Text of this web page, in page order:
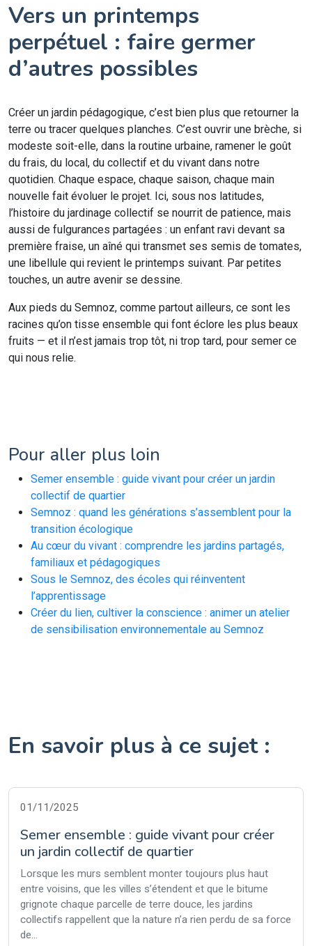
Vers un printemps
perpétuel : faire germer
d’autres possibles
Créer un jardin pédagogique, c’est bien plus que retourner la
terre ou tracer quelques planches. C’est ouvrir une brèche, si
modeste soit-elle, dans la routine urbaine, ramener le goût
du frais, du local, du collectif et du vivant dans notre
quotidien. Chaque espace, chaque saison, chaque main
nouvelle fait évoluer le projet. Ici, sous nos latitudes,
l’histoire du jardinage collectif se nourrit de patience, mais
aussi de fulgurances partagées : un enfant ravi devant sa
première fraise, un aîné qui transmet ses semis de tomates,
une libellule qui revient le printemps suivant. Par petites
touches, un autre avenir se dessine.
Aux pieds du Semnoz, comme partout ailleurs, ce sont les
racines qu’on tisse ensemble qui font éclore les plus beaux
fruits — et il n’est jamais trop tôt, ni trop tard, pour semer ce
qui nous relie.
Pour aller plus loin
Semer ensemble : guide vivant pour créer un jardin
collectif de quartier
Semnoz : quand les générations s’assemblent pour la
transition écologique
Au cœur du vivant : comprendre les jardins partagés,
familiaux et pédagogiques
Sous le Semnoz, des écoles qui réinventent
l’apprentissage
Créer du lien, cultiver la conscience : animer un atelier
de sensibilisation environnementale au Semnoz
En savoir plus à ce sujet :
01/11/2025
Semer ensemble : guide vivant pour créer
un jardin collectif de quartier
Lorsque les murs semblent monter toujours plus haut
entre voisins, que les villes s’étendent et que le bitume
grignote chaque parcelle de terre douce, les jardins
collectifs rappellent que la nature n’a rien perdu de sa force
de...